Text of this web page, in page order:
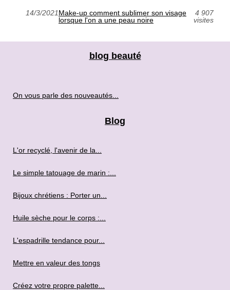
14/3/2021Make-up comment sublimer son visage
lorsque l'on a une peau noire
4 907
visites
blog beauté
On vous parle des nouveautés...
Blog
L'or recyclé, l'avenir de la...
Le simple tatouage de marin :...
Bijoux chrétiens : Porter un...
Huile sèche pour le corps :...
L'espadrille tendance pour...
Mettre en valeur des tongs
Créez votre propre palette...